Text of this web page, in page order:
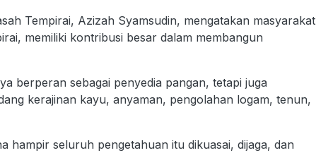
Tempirai, Azizah Syamsudin, mengatakan masyarakat
memiliki kontribusi besar dalam membangun
berperan sebagai penyedia pangan, tetapi juga
kerajinan kayu, anyaman, pengolahan logam, tenun,
hampir seluruh pengetahuan itu dikuasai, dijaga, dan